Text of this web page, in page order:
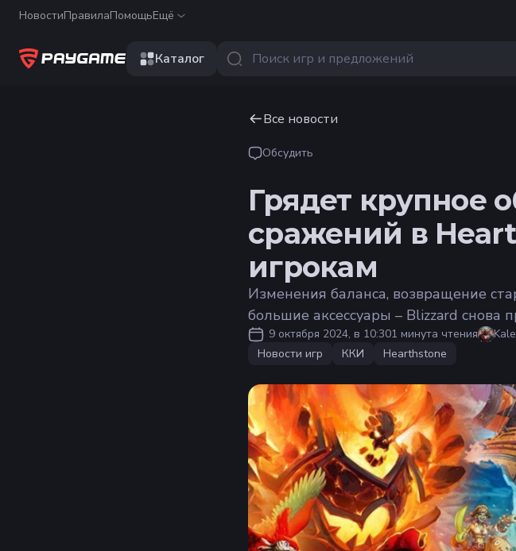
НовостиПравилаПомощьЕщё
Каталог
Все новости
Обсудить
Грядет крупное
сражений в
игрокам
Изменения баланса, возвращение
большие аксессуары – Blizzard снова
9 октября 2024, в 10:301 минута чтения
Новости игр
ККИ Hearthstone